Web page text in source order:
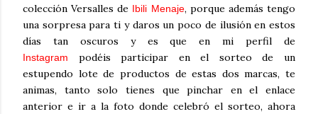
colección Versalles de Ibili Menaje, porque además tengo
una sorpresa para ti y daros un poco de ilusión en estos
días tan oscuros y es que en mi perfil de
Instagram
podéis participar en el sorteo de un
estupendo lote de productos de estas dos marcas, te
animas, tanto solo tienes que pinchar en el enlace
anterior e ir a la foto donde celebró el sorteo, ahora